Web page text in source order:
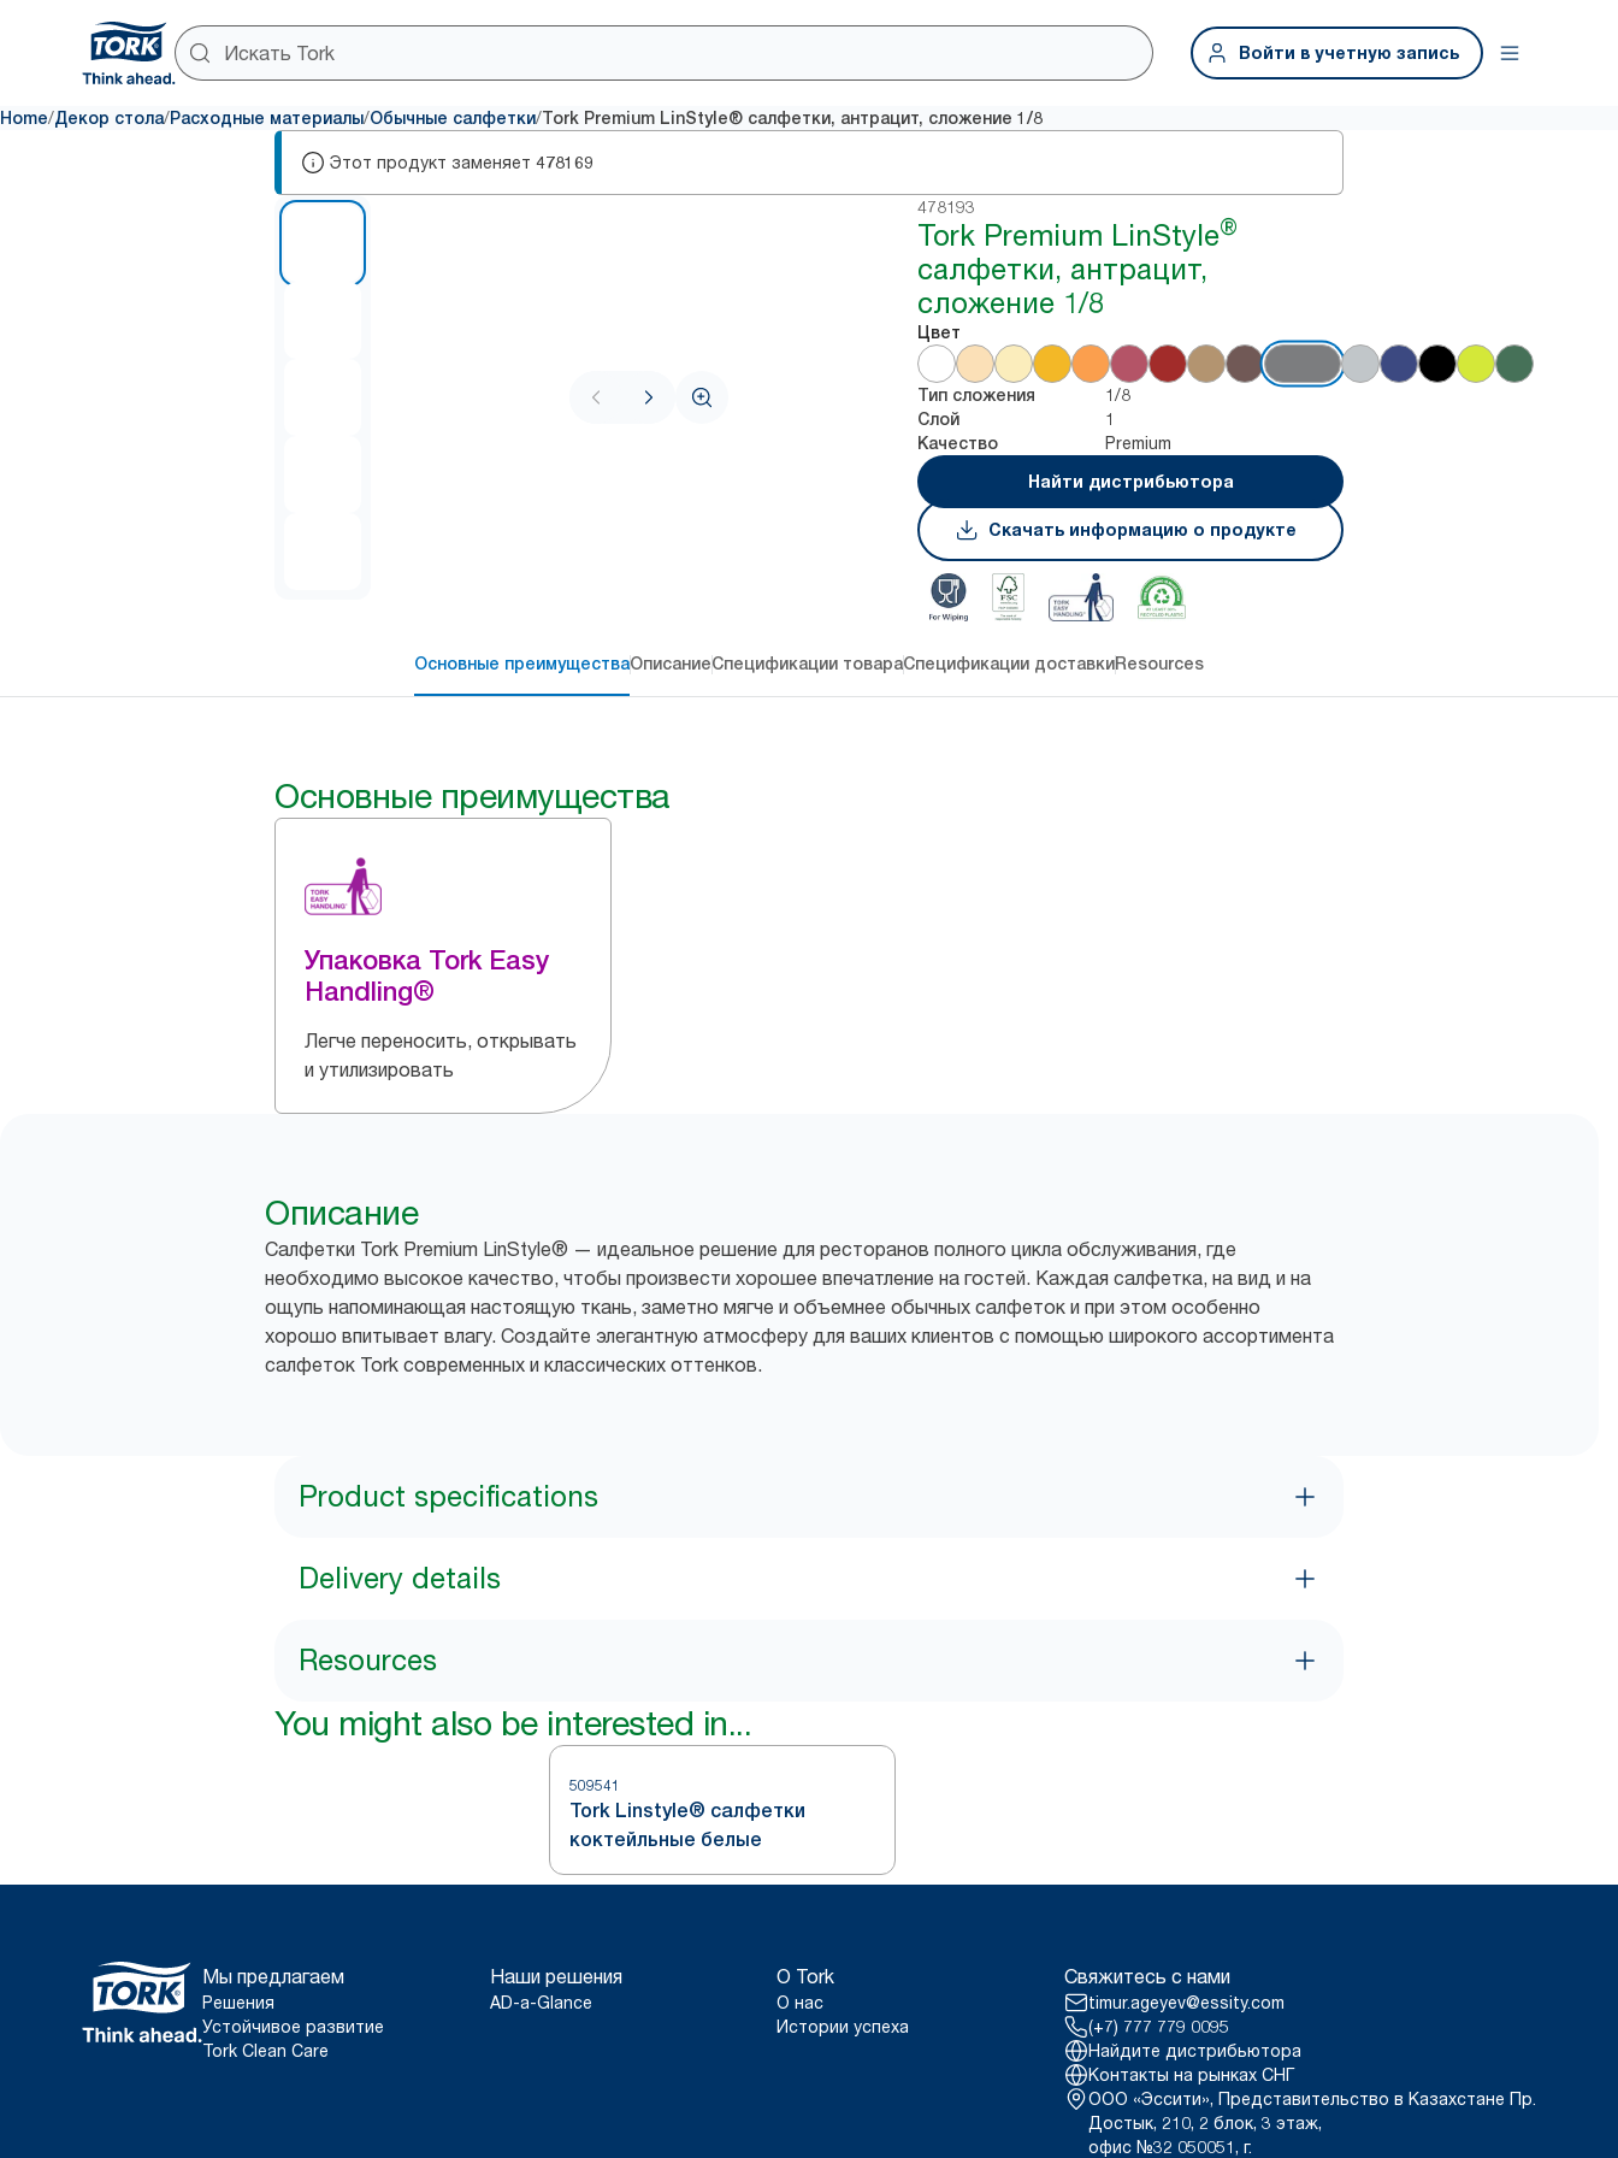
Войти в учетную запись
Home/Декор стола/Расходные материалы/Обычные салфетки/Tork Premium LinStyle® салфетки, антрацит, сложение 1/8
Этот продукт заменяет 478169
478193
Tork Premium LinStyle®
салфетки, антрацит,
сложение 1/8
Цвет
Тип сложения 1/8
Слой 1
Качество
Premium
Найти дистрибьютора
Скачать информацию о продукте
Основные преимуществаОписаниеСпецификации товараСпецификации доставкиResources
Основные преимущества
Упаковка Tork Easy
Handling®
Легче переносить, открывать
и утилизировать
Описание
Салфетки Tork Premium LinStyle® — идеальное решение для ресторанов полного цикла обслуживания, где
необходимо высокое качество, чтобы произвести хорошее впечатление на гостей. Каждая салфетка, на вид и на
ощупь напоминающая настоящую ткань, заметно мягче и объемнее обычных салфеток и при этом особенно
хорошо впитывает влагу. Создайте элегантную атмосферу для ваших клиентов с помощью широкого ассортимента
салфеток Tork современных и классических оттенков.
Product specifications
Delivery details
Resources
You might also be interested in...
509541
Tork Linstyle® салфетки
коктейльные белые
Мы предлагаем
Решения
Устойчивое развитие
Tork Clean Care
Наши решения
AD-a-Glance
О Tork
О нас
Истории успеха
Свяжитесь с нами
timur.ageyev@essity.com
(+7) 777 779 0095
Найдите дистрибьютора
Контакты на рынках СНГ
ООО «Эссити», Представительство в Казахстане Пр.
Достык, 210, 2 блок, 3 этаж,
офис №32 050051, г.